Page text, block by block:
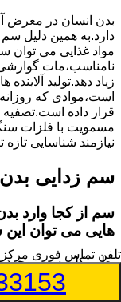
بدن انسان در معرض
دارد.به همین دلیل
مواد غذایی می توان
نامناسب،مات
زیاد دهد.تولید
است،موادی که
قرار داده
مسمویت با فلزات
نیازمند شناسایی
سم زدایی بدن
سم از کجا وارد
هایی می توان
بطور کلی سم موجود
شوند.بخش بزرگی از
گیاهی و آفت کش
تلفن تماس فوری مرکز